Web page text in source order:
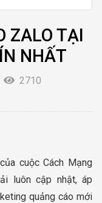
ZALO TẠI
NHẤT
2710
cuộc Cách Mạng
luôn cập nhật, áp
quảng cáo mới